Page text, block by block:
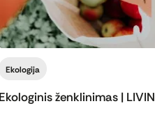
Ekologija
Ekologinis ženklinimas | LIVIN